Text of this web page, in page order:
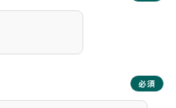
必須